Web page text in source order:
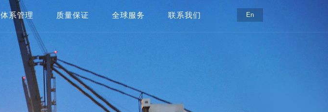
体系管理 质量保证 全球服务 联系我们
质量体系
HSE体系
检测与实验设备
En